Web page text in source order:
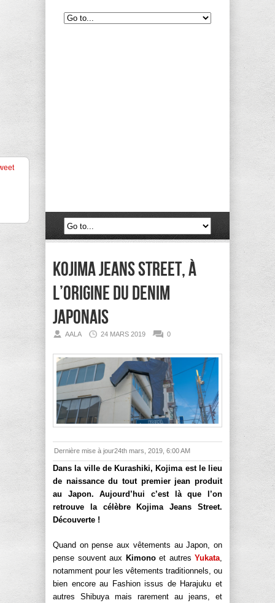
Kojima Jeans Street, à
l’origine du Denim
japonais
AALA 24 MARS 2019 0
Dernière mise à jour24th mars, 2019, 6:00 AM
Dans la ville de Kurashiki, Kojima est le lieu
de naissance du tout premier jean produit
au Japon. Aujourd’hui c’est là que l’on
retrouve la célèbre Kojima Jeans Street.
Découverte !
Quand on pense aux vêtements au Japon, on
pense souvent aux Kimonoet autres Yukata,
notamment pour les vêtements traditionnels, ou
bien encore au Fashion issus de Harajuku et
autres Shibuya mais rarement au jeans, et